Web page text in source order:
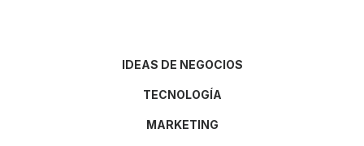
IDEAS DE NEGOCIOS
TECNOLOGÍA
MARKETING